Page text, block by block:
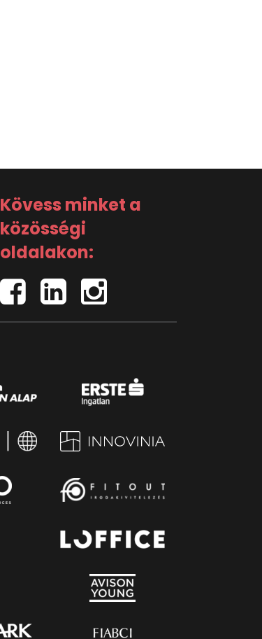
Kövess minket a
közösségi
oldalakon: